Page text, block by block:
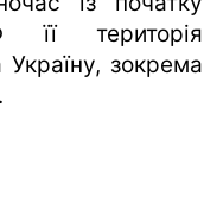
її територія
зокрема